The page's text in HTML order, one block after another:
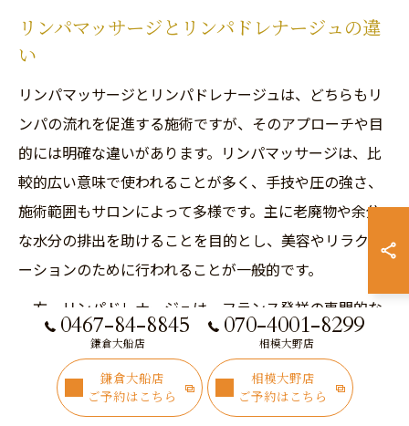
リンパマッサージとリンパドレナージュの違
い
リンパマッサージとリンパドレナージュは、どちらもリ
ンパの流れを促進する施術ですが、そのアプローチや目
的には明確な違いがあります。リンパマッサージは、比
較的広い意味で使われることが多く、手技や圧の強さ、
施術範囲もサロンによって多様です。主に老廃物や余分
な水分の排出を助けることを目的とし、美容やリラクゼ
ーションのために行われることが一般的です。
一方、リンパドレナージュは、フランス発祥の専門的な
技術で、より繊細で優しいタッチが特徴です。医学的な
理論に基づき、リンパ管の流れに沿って皮膚表面をなで
るように施術することで、むくみや疲労の軽減、免疫機
0467-84-8845
鎌倉大船店
070-4001-8299
相模大野店
鎌倉大船店
ご予約はこちら
相模大野店
ご予約はこちら